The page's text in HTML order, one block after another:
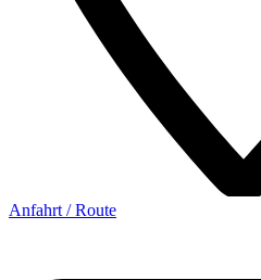
Anfahrt / Route